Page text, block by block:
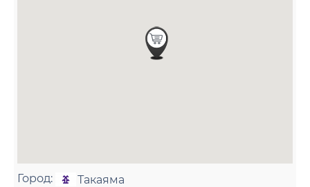
Город: Такаяма